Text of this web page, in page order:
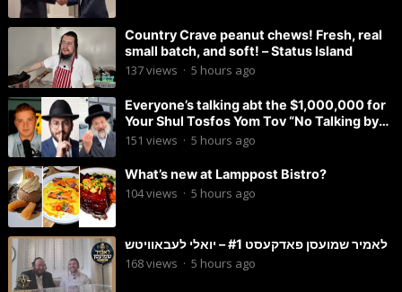
Country Crave peanut chews! Fresh, real
small batch, and soft! – Status Island
137views · 5 hours ago
Everyone’s talking abt the $1,000,000 for
Your Shul Tosfos Yom Tov “No Talking by
Davening” movement
151 views · 5 hours ago
What’s new at Lamppost Bistro?
104views · 5 hours ago
לאמיר שמועסן פאדקעסט #1 – יואלי לעבאוויטש
168views · 5 hours ago